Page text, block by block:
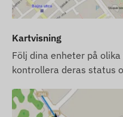
redo att användas
– du behöver inte
detta.
postmeddelanden
programvaras SMS-
Kartvisning
Följ dina enheter på
kontrollera deras status